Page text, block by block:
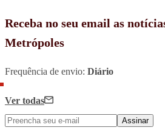
Receba no seu email as
Metrópoles
Frequência de envio: Diário
Ver todas
Assinar